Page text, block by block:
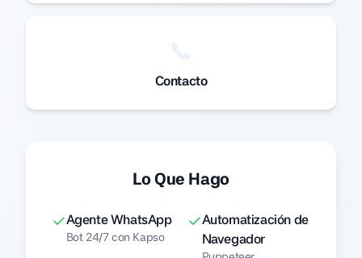
Contacto
Lo Que Hago
✓Agente WhatsApp
Bot 24/7 con Kapso
✓Automatización de
Navegador